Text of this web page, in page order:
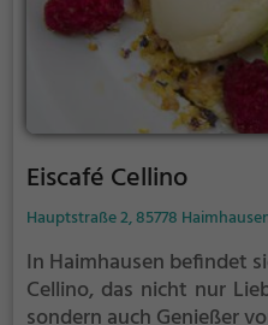
Eiscafé Cellino
Hauptstraße 2, 85778
In Haimhausen befindet
Cellino, das nicht nur
sondern auch Genießer